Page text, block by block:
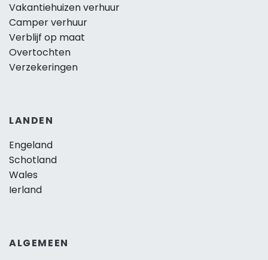
Vakantiehuizen verhuur
Camper verhuur
Verblijf op maat
Overtochten
Verzekeringen
LANDEN
Engeland
Schotland
Wales
Ierland
ALGEMEEN